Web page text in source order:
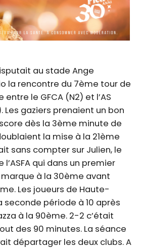
au stade Ange
la rencontre du 7ème tour de
le GFCA (N2) et l’AS
Les gaziers prenaient un bon
dès la 3ème minute de
la mise à la 21ème
sans compter sur Julien, le
qui dans un premier
à la 30ème avant
Les joueurs de Haute-
seconde période à 10 après
à la 90ème. 2-2 c’était
des 90 minutes. La séance
départager les deux clubs. A